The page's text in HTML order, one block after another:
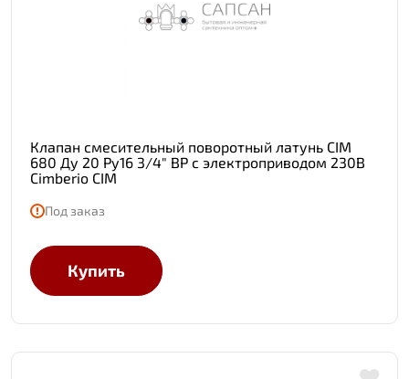
Клапан смесительный поворотный латунь CIM
680 Ду 20 Ру16 3/4" ВР с электроприводом 230В
Cimberio CIM
Под заказ
Купить